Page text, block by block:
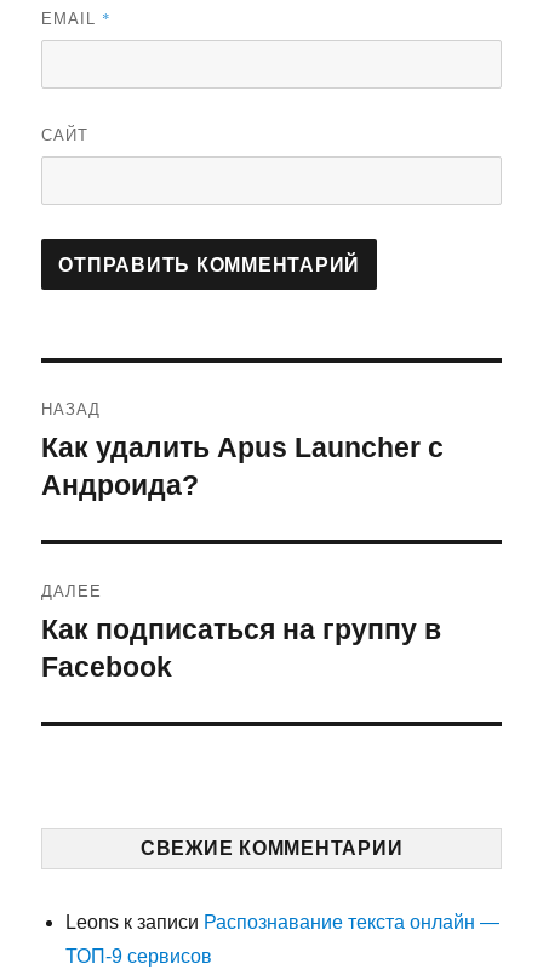
EMAIL *
САЙТ
по
записям
НАЗАД
Предыдущая
запись:
Как удалить Apus Launcher с
Андроида?
ДАЛЕЕ
Следующая
запись:
Как подписаться на группу в
Facebook
СВЕЖИЕ КОММЕНТАРИИ
Leons к записи Распознавание текста онлайн —
ТОП-9 сервисов